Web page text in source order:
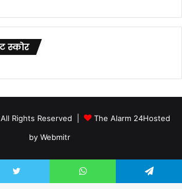
स्कोर
Rights Reserved | The Alarm 24Hosted
by Webmitr
TwitterYouTube
WhatsApp Telegram